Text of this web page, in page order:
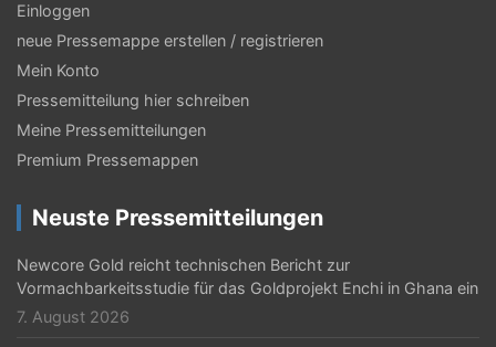
Einloggen
neue Pressemappe erstellen / registrieren
Mein Konto
Pressemitteilung hier schreiben
Meine Pressemitteilungen
Premium Pressemappen
Neuste Pressemitteilungen
Newcore Gold reicht technischen Bericht zur
Vormachbarkeitsstudie für das Goldprojekt Enchi in Ghana ein
7. August 2026